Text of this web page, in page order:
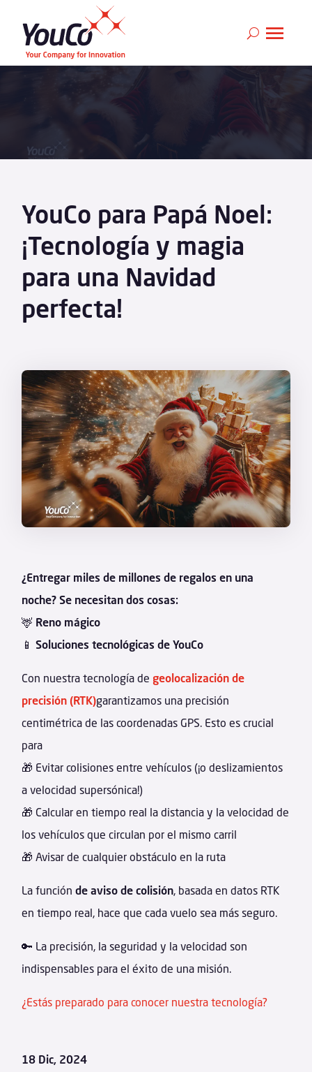
18 Dic, 2024
YouCo para Papá Noel:
¡Tecnología y magia
para una Navidad
perfecta!
¿Entregar miles de millones de regalos en una
noche? Se necesitan dos cosas:
🦌 Reno mágico
📱Soluciones tecnológicas de YouCo
Con nuestra tecnología de geolocalización de
precisión (RTK)garantizamos una precisión
centimétrica de las coordenadas GPS. Esto es crucial
para
🎁 Evitar colisiones entre vehículos (¡o deslizamientos
a velocidad supersónica!)
🎁 Calcular en tiempo real la distancia y la velocidad de
los vehículos que circulan por el mismo carril
🎁 Avisar de cualquier obstáculo en la ruta
La funciónde aviso de colisión , basada en datos RTK
en tiempo real, hace que cada vuelo sea más seguro.
🔑 La precisión, la seguridad y la velocidad son
indispensables para el éxito de una misión.
¿Estás preparado para conocer nuestra tecnología?